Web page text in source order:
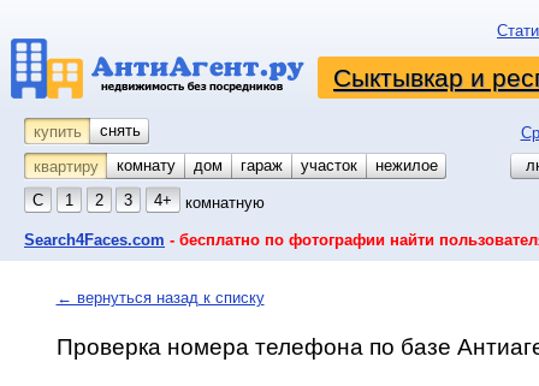
Сыктывкар и
купить снять
квартиру
комнату койко-место
дом гараж участок
нежилое
С
1 2 3 4+ комнатную
Search4Faces.com - бесплатно по фотографии найти
← вернуться назад к списку
Проверка номера телефона по базе